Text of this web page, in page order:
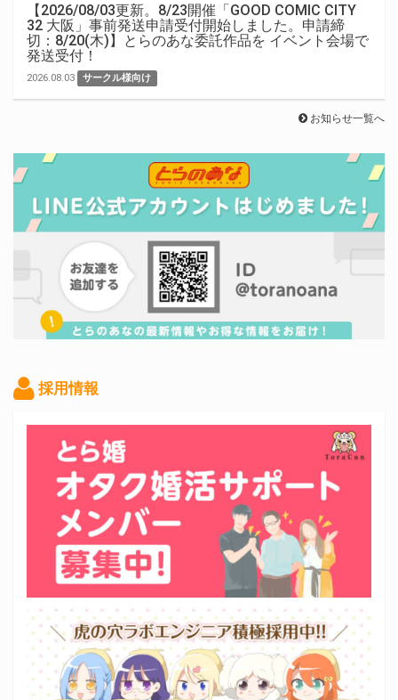
【2026/08/03更新。8/23開催「GOOD COMIC CITY
32 大阪」事前発送申請受付開始しました。申請締
切：8/20(木)】とらのあな委託作品を イベント会場で
発送受付！
2026.08.03 サークル様向け
お知らせ一覧へ
採用情報